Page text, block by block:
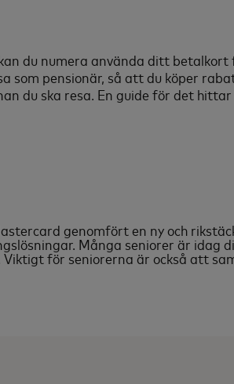
du numera använda ditt
som pensionär, så att du köper
du ska resa. En guide för det hittar
genomfört en ny och
Många seniorer är idag
för seniorerna är också att